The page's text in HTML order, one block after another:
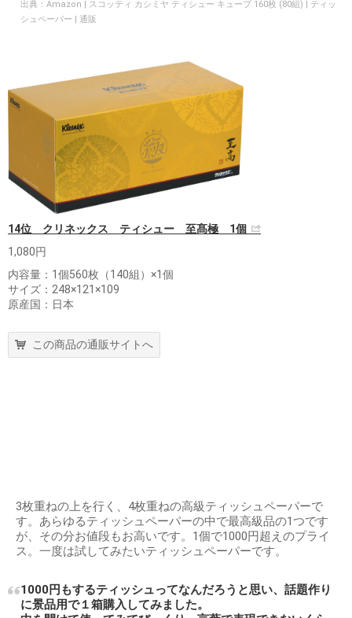
出典： Amazon | スコッティ カシミヤ ティシュー キューブ 160枚 (80組) | ティッ
シュペーパー | 通販
14位 クリネックス ティシュー 至髙極 1個
1,080円
内容量：1個560枚（140組）×1個
サイズ：248×121×109
原産国：日本
この商品の通販サイトへ
3枚重ねの上を行く、4枚重ねの高級ティッシュペーパーで
す。あらゆるティッシュペーパーの中で最高級品の1つです
が、その分お値段もお高いです。1個で1000円超えのプライ
ス。一度は試してみたいティッシュペーパーです。
1000円もするティッシュってなんだろうと思い、話題作り
に景品用で１箱購入してみました。